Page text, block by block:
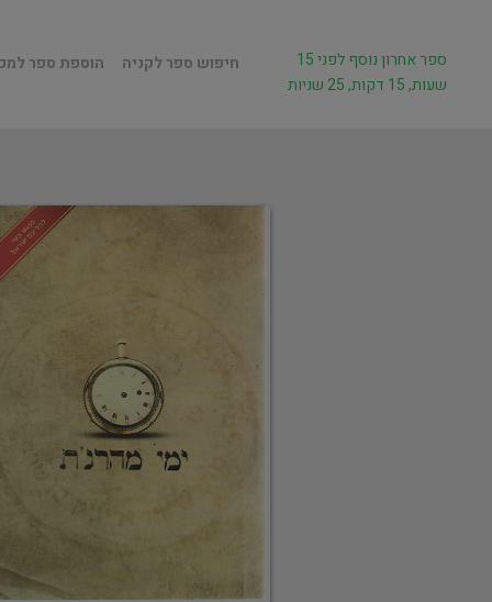
חיפוש ספר לקניה הוספת ספר
ספר אחרון נוסף לפני 15
שעות, 15 דקות, 25 שניות